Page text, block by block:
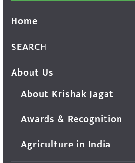
Home
SEARCH
About Us
About Krishak Jagat
Awards & Recognition
Agriculture in India